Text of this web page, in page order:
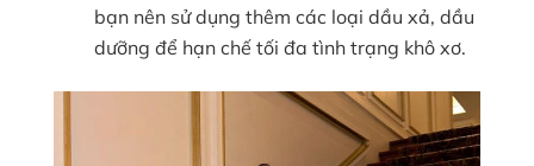
bạn nên sử dụng thêm các loại dầu xả, dầu
dưỡng để hạn chế tối đa tình trạng khô xơ.